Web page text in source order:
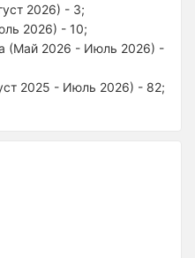
2026) - 3;
2026) - 10;
(Май 2026 - Июль 2026) -
2025 - Июль 2026) - 82;